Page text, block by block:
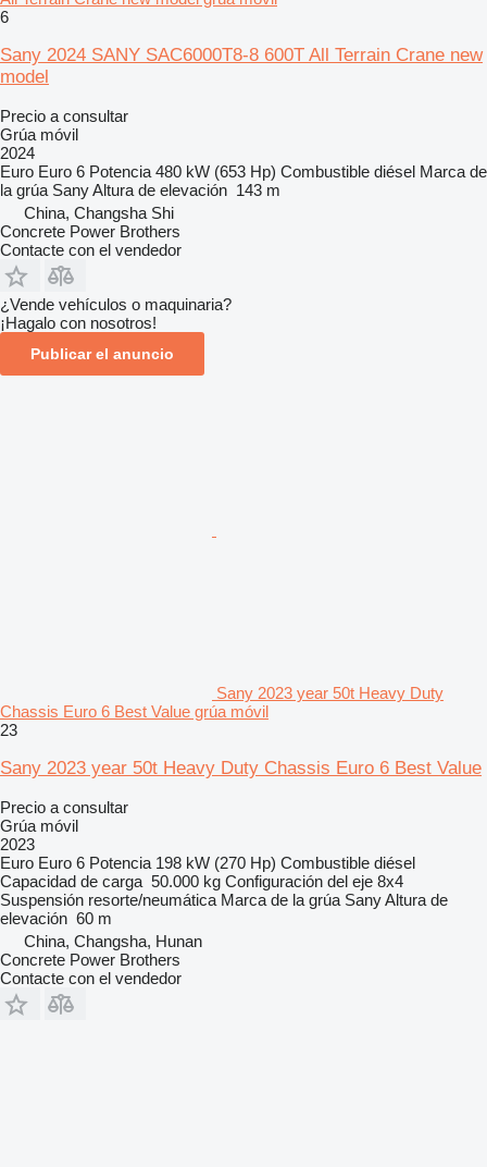
6
Sany 2024 SANY SAC6000T8-8 600T All Terrain Crane new
model
Precio a consultar
Grúa móvil
2024
Euro Euro 6 Potencia 480 kW (653 Hp) Combustible diésel Marca de
la grúa SanyAltura de elevación 143 m
China, Changsha Shi
Concrete Power Brothers
Contacte con el vendedor
¿Vende vehículos o maquinaria?
¡Hagalo con nosotros!
Publicar el anuncio
Sany 2023 year 50t Heavy Duty
Chassis Euro 6 Best Value grúa móvil
23
Sany 2023 year 50t Heavy Duty Chassis Euro 6 Best Value
Precio a consultar
Grúa móvil
2023
Euro Euro 6 Potencia 198 kW (270 Hp) Combustible diésel
Capacidad de carga 50.000 kg Configuración del eje 8x4
Suspensión resorte/neumática Marca de la grúa SanyAltura de
elevación 60 m
China, Changsha, Hunan
Concrete Power Brothers
Contacte con el vendedor